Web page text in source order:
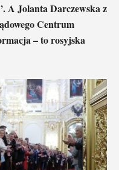
A Jolanta Darczewska z
Centrum
– to rosyjska